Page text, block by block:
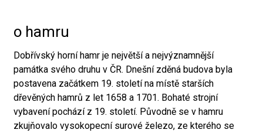
o hamru
Dobřívský horní hamr je největší a nejvýznamnější
památka svého druhu v ČR. Dnešní zděná budova byla
postavena začátkem 19. století na místě starších
dřevěných hamrů z let 1658 a 1701. Bohaté strojní
vybavení pochází z 19. století. Původně se v hamru
zkujňovalo vysokopecní surové železo, ze kterého se